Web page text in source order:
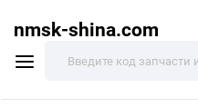
nmsk-shina.com